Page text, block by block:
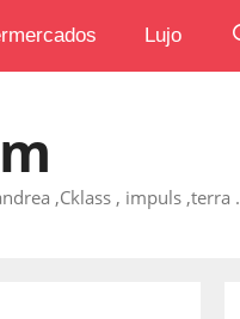
Lujo
,Cklass , impuls ,terra .